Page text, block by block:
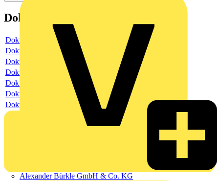
Alexander Bürkle GmbH & Co. KG
Dokumente
Dokument
Dokument
Dokument
Dokument
Dokument
Dokument
Dokument